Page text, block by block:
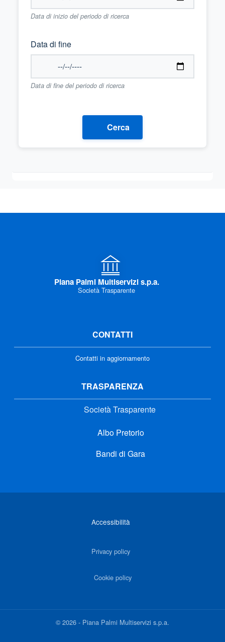
Data di inizio del periodo di ricerca
Data di fine
Data di fine del periodo di ricerca
Cerca
Piana Palmi Multiservizi s.p.a.
Società Trasparente
CONTATTI
Contatti in aggiornamento
TRASPARENZA
Società Trasparente
Albo Pretorio
Bandi di Gara
Accessibilità
Privacy policy
Cookie policy
©2026 - Piana Palmi Multiservizi s.p.a.